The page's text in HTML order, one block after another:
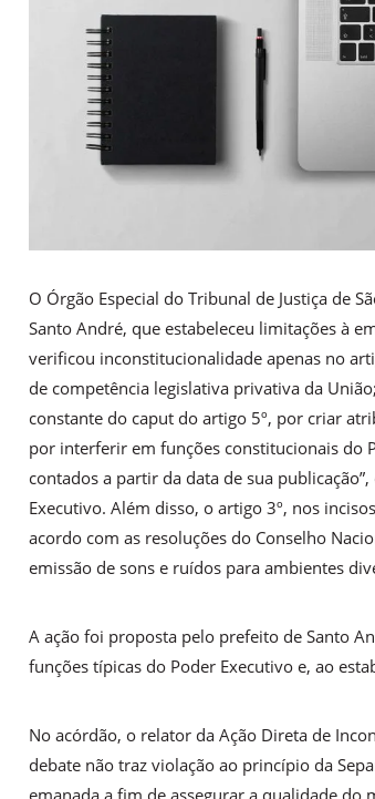
O Órgão Especial do Tribunal de Justiça de
Santo André, que estabeleceu limitações à
verificou inconstitucionalidade apenas no
de competência legislativa privativa da
constante do caput do artigo 5º, por criar
por interferir em funções constitucionais do
contados a partir da data de sua
Executivo. Além disso, o artigo 3º, nos
acordo com as resoluções do Conselho
emissão de sons e ruídos para ambientes
A ação foi proposta pelo prefeito de Santo
funções típicas do Poder Executivo e, ao
No acórdão, o relator da Ação Direta de
debate não traz violação ao princípio da